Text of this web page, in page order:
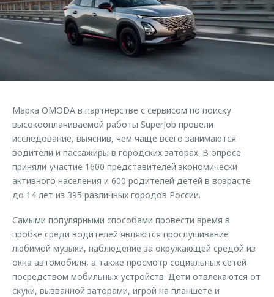
Страхование
Кредитный калькулятор
Запчасти
Трейд-ин
Калькулятор трейд-ин
Клиентская поддержка
O&J Автоклуб
Клуб владельцев OMODA
Одежда и сувениры
Оригинальные аксессуары
Запчасти
Обратная связь
Марка OMODA в партнерстве с сервисом по поиску
высокооплачиваемой работы SuperJob провели
исследование, выяснив, чем чаще всего занимаются
водители и пассажиры в городских заторах. В опросе
приняли участие 1600 представителей экономически
активного населения и 600 родителей детей в возрасте
до 14 лет из 395 различных городов России.
Самыми популярными способами провести время в
пробке среди водителей являются прослушивание
любимой музыки, наблюдение за окружающей средой из
окна автомобиля, а также просмотр социальных сетей
посредством мобильных устройств. Дети отвлекаются от
скуки, вызванной заторами, игрой на планшете и